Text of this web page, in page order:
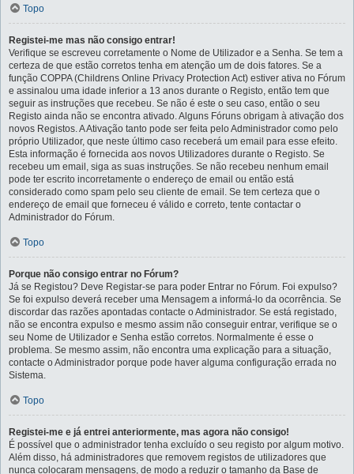
Topo
Registei-me mas não consigo entrar!
Verifique se escreveu corretamente o Nome de Utilizador e a Senha. Se tem a
certeza de que estão corretos tenha em atenção um de dois fatores. Se a
função COPPA (Childrens Online Privacy Protection Act) estiver ativa no Fórum
e assinalou uma idade inferior a 13 anos durante o Registo, então tem que
seguir as instruções que recebeu. Se não é este o seu caso, então o seu
Registo ainda não se encontra ativado. Alguns Fóruns obrigam à ativação dos
novos Registos. A Ativação tanto pode ser feita pelo Administrador como pelo
próprio Utilizador, que neste último caso receberá um email para esse efeito.
Esta informação é fornecida aos novos Utilizadores durante o Registo. Se
recebeu um email, siga as suas instruções. Se não recebeu nenhum email
pode ter escrito incorretamente o endereço de email ou então está
considerado como spam pelo seu cliente de email. Se tem certeza que o
endereço de email que forneceu é válido e correto, tente contactar o
Administrador do Fórum.
Topo
Porque não consigo entrar no Fórum?
Já se Registou? Deve Registar-se para poder Entrar no Fórum. Foi expulso?
Se foi expulso deverá receber uma Mensagem a informá-lo da ocorrência. Se
discordar das razões apontadas contacte o Administrador. Se está registado,
não se encontra expulso e mesmo assim não conseguir entrar, verifique se o
seu Nome de Utilizador e Senha estão corretos. Normalmente é esse o
problema. Se mesmo assim, não encontra uma explicação para a situação,
contacte o Administrador porque pode haver alguma configuração errada no
Sistema.
Topo
Registei-me e já entrei anteriormente, mas agora não consigo!
É possível que o administrador tenha excluído o seu registo por algum motivo.
Além disso, há administradores que removem registos de utilizadores que
nunca colocaram mensagens, de modo a reduzir o tamanho da Base de